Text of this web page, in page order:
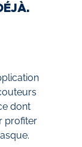
dont
profiter